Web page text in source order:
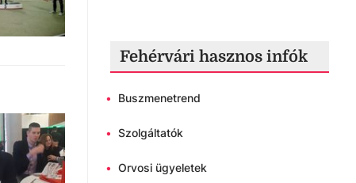
Fehérvári hasznos infók
• Buszmenetrend
• Szolgáltatók
• Orvosi ügyeletek